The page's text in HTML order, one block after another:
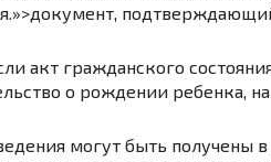
,
акт гражданского
о рождении ребенка,
могут быть получены в